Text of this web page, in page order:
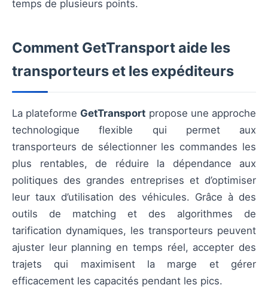
temps de plusieurs points.
Comment GetTransport aide les
transporteurs et les expéditeurs
La plateforme GetTransport propose une approche
technologique flexible qui permet aux
transporteurs de sélectionner les commandes les
plus rentables, de réduire la dépendance aux
politiques des grandes entreprises et d’optimiser
leur taux d’utilisation des véhicules. Grâce à des
outils de matching et des algorithmes de
tarification dynamiques, les transporteurs peuvent
ajuster leur planning en temps réel, accepter des
trajets qui maximisent la marge et gérer
efficacement les capacités pendant les pics.